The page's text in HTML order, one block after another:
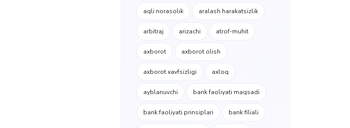
aqli norasolik aralash harakatsizlik
arbitraj arizachi atrof-muhit
axborot axborot olish
axborot xavfsizligi axloq
ayblanuvchi bank faoliyati maqsadi
bank faoliyati prinsiplari bank filiali